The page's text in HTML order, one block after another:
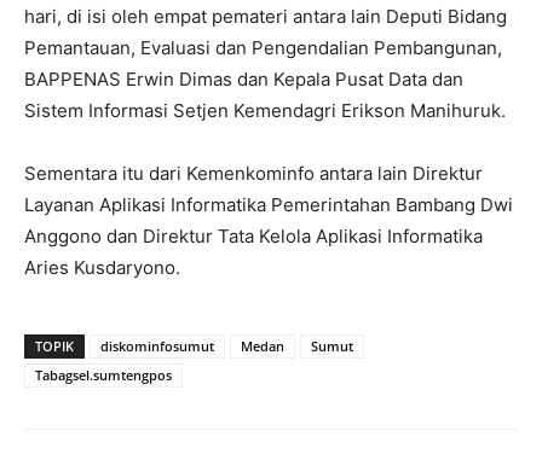
hari, di isi oleh empat pemateri antara lain Deputi Bidang
Pemantauan, Evaluasi dan Pengendalian Pembangunan,
BAPPENAS Erwin Dimas dan Kepala Pusat Data dan
Sistem Informasi Setjen Kemendagri Erikson Manihuruk.
Sementara itu dari Kemenkominfo antara lain Direktur
Layanan Aplikasi Informatika Pemerintahan Bambang Dwi
Anggono dan Direktur Tata Kelola Aplikasi Informatika
Aries Kusdaryono.
TOPIK diskominfosumut Medan
Sumut
Tabagsel.sumtengpos